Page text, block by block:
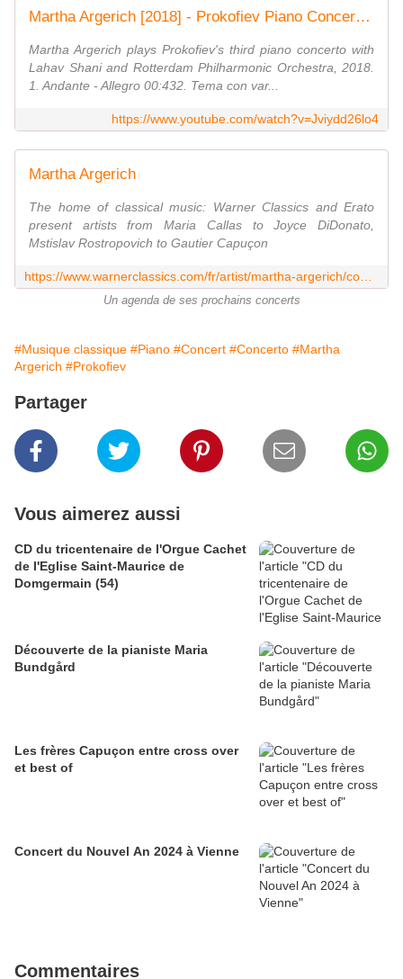
Martha Argerich [2018] - Prokofiev Piano Concerto No. 3 (plus encore)
Martha Argerich plays Prokofiev's third piano concerto with
Lahav Shani and Rotterdam Philharmonic Orchestra, 2018.
1. Andante - Allegro 00:432. Tema con var...
https://www.youtube.com/watch?v=Jviydd26lo4
Martha Argerich
The home of classical music: Warner Classics and Erato
present artists from Maria Callas to Joyce DiDonato,
Mstislav Rostropovich to Gautier Capuçon
Un agenda de ses prochains concerts
#Musique classique #Piano #Concert #Concerto #Martha
Argerich #Prokofiev
Partager
Vous aimerez aussi
CD du tricentenaire de l'Orgue Cachet
de l'Eglise Saint-Maurice de
Domgermain (54)
Découverte de la pianiste Maria
Bundgård
Les frères Capuçon entre cross over
et best of
Concert du Nouvel An 2024 à Vienne
Commentaires